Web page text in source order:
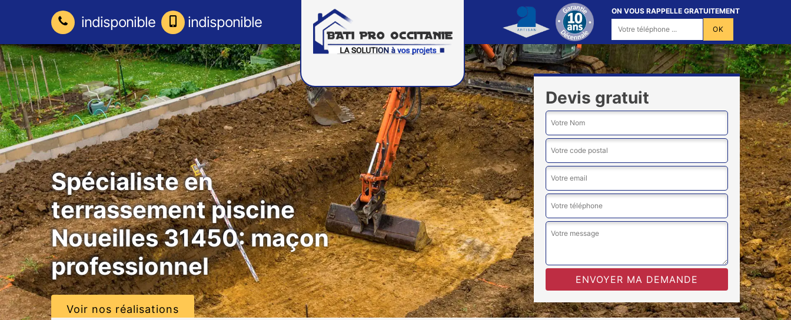
indisponible indisponible
ON VOUS RAPPELLE GRATUITEMENT
Spécialiste en
terrassement piscine
Noueilles 31450: maçon
professionnel
Voir nos réalisations
Devis gratuit